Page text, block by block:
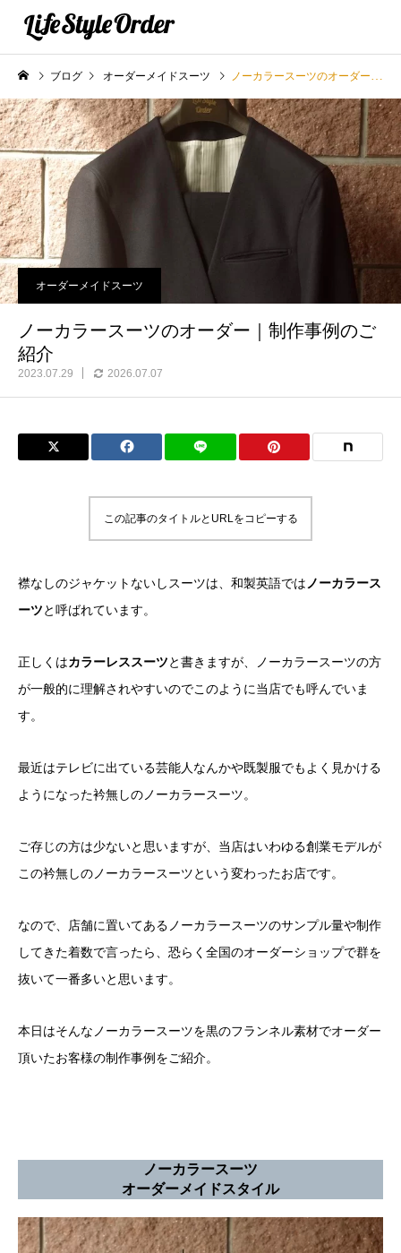
ブログ オーダーメイドスーツ ノーカラースーツのオーダー｜制作事例のご紹介
オーダーメイドスーツ
ノーカラースーツのオーダー｜制作事例のご
紹介
2023.07.29 2026.07.07
この記事のタイトルとURLをコピーする
襟なしのジャケットないしスーツは、和製英語では ノーカラース
ーツ と呼ばれています。
正しくはカラーレススーツ と書きますが、ノーカラースーツの方
が一般的に理解されやすいのでこのように当店でも呼んでいま
す。
最近はテレビに出ている芸能人なんかや既製服でもよく見かける
ようになった衿無しのノーカラースーツ。
ご存じの方は少ないと思いますが、当店はいわゆる創業モデルが
この衿無しのノーカラースーツという変わったお店です。
なので、店舗に置いてあるノーカラースーツのサンプル量や制作
してきた着数で言ったら、恐らく全国のオーダーショップで群を
抜いて一番多いと思います。
本日はそんなノーカラースーツを黒のフランネル素材でオーダー
頂いたお客様の制作事例をご紹介。
ノーカラースーツ
オーダーメイドスタイル